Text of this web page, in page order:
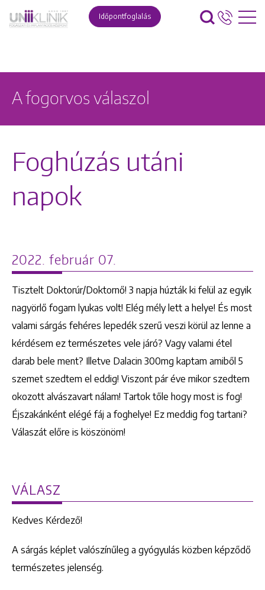
Időpontfoglalás
A fogorvos válaszol
Foghúzás utáni
napok
2022. február 07.
Tisztelt Doktorúr/Doktornő! 3 napja húzták ki felül az egyik
nagyörlő fogam lyukas volt! Elég mély lett a helye! És most
valami sárgás fehéres lepedék szerű veszi körül az lenne a
kérdésem ez természetes vele járó? Vagy valami étel
darab bele ment? Illetve Dalacin 300mg kaptam amiből 5
szemet szedtem el eddig! Viszont pár éve mikor szedtem
okozott alvászavart nálam! Tartok tőle hogy most is fog!
Éjszakánként elégé fáj a foghelye! Ez meddig fog tartani?
Válaszát előre is köszönöm!
VÁLASZ
Kedves Kérdező!
A sárgás képlet valószínűleg a gyógyulás közben képződő
természetes jelenség.